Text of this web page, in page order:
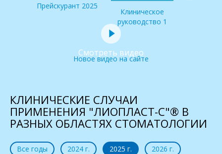
Прейскурант 2025
Клиническое
руководство 1
Смотреть видео
Новое видео на сайте
КЛИНИЧЕСКИЕ СЛУЧАИ
ПРИМЕНЕНИЯ "ЛИОПЛАСТ-С"® В
РАЗНЫХ ОБЛАСТЯХ СТОМАТОЛОГИИ
Все годы 2024 г. 2025 г. 2026 г.